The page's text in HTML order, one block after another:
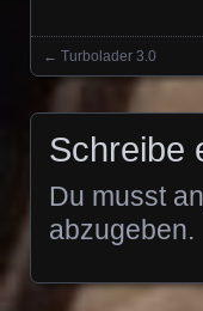
Posts
← Turbolader 3.0
Schreibe
Du musst
abzugeben.